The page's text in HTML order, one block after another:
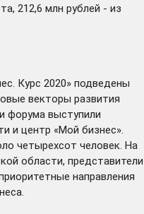
212,6 млн рублей - из
Курс 2020» подведены
векторы развития
форума выступили
и центр «Мой бизнес».
четырехсот человек. На
области, представители
направления